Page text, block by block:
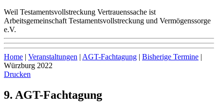
Weil Testamentsvollstreckung Vertrauenssache ist
Arbeitsgemeinschaft Testamentsvollstreckung und Vermögenssorge
e.V.
Home | Veranstaltungen | AGT-Fachtagung | Bisherige Termine |
Würzburg 2022
Drucken
9. AGT-Fachtagung